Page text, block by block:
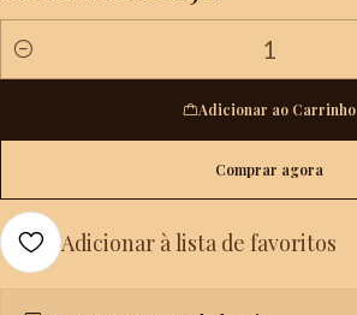
Quantidade
Adicionar ao Carrinho
Comprar agora
Adicionar à lista de favoritos